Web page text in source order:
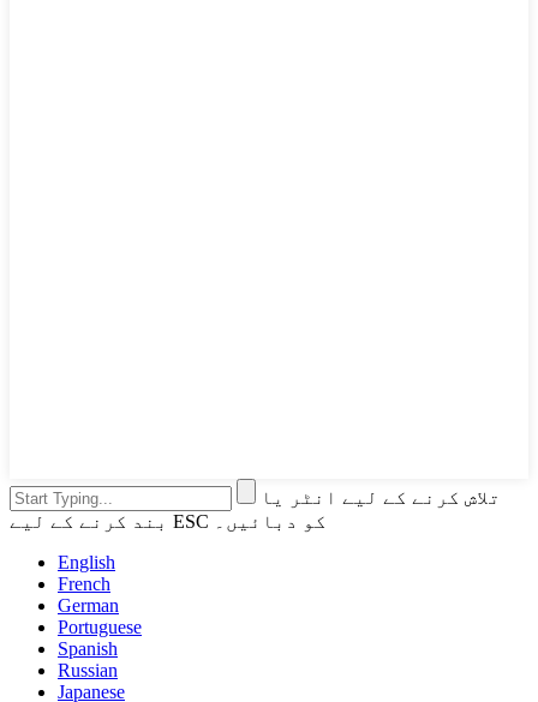
تلاش کرنے کے لیے انٹر یا
بند کرنے کے لیے ESC کو دبائیں۔
English
French
German
Portuguese
Spanish
Russian
Japanese